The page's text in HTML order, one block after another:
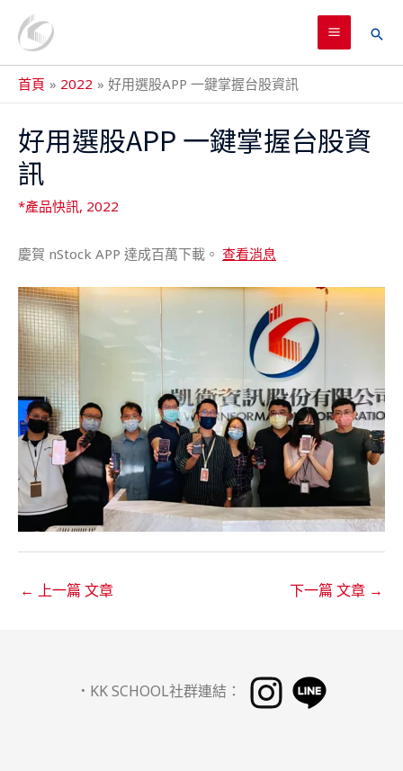
MAIN
MENU
搜
尋
首頁 2022 好用選股APP 一鍵掌握台股資訊
好用選股APP 一鍵掌握台股資
訊
*產品快訊, 2022
慶賀 nStock APP 達成百萬下載。 查看消息
navigation
← 上一篇 文章 下一篇 文章 →
． KK SCHOOL社群連結：